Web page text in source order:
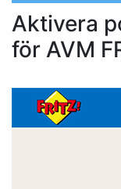
Aktivera
för AVM